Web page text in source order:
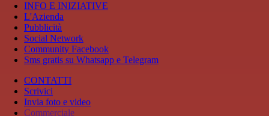
INFO E INIZIATIVE
L'Azienda
Pubblicità
Social Network
Community Facebook
Sms gratis su Whatsapp e Telegram
CONTATTI
Scrivici
Invia foto e video
Commerciale